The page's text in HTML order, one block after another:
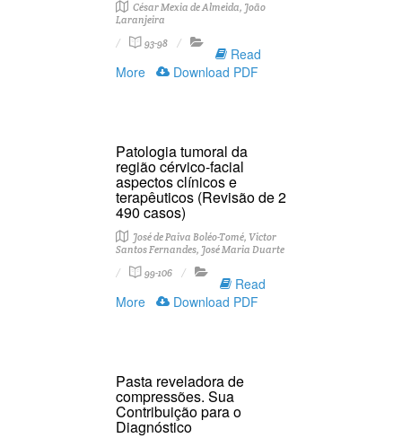
César Mexia de Almeida, João
Laranjeira
93-98
Read
More
Download PDF
Patologia tumoral da
região cérvico-facial
aspectos clínicos e
terapêuticos (Revisão de 2
490 casos)
José de Paiva Boléo-Tomé, Victor
Santos Fernandes, José Maria Duarte
99-106
Read
More
Download PDF
Pasta reveladora de
compressões. Sua
Contribuição para o
Diagnóstico